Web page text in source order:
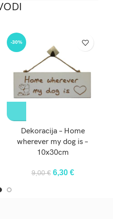
-30%
Dekoracija – Home
wherever my dog is –
10x30cm
9,00€ Original
6,30 €Current